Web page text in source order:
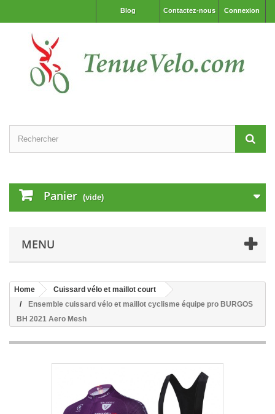
Connexion
Contactez-nous
Blog
Panier (vide)
MENU
Home
Cuissard vélo et maillot court
Ensemble cuissard vélo et maillot cyclisme équipe pro BURGOS
BH 2021 Aero Mesh